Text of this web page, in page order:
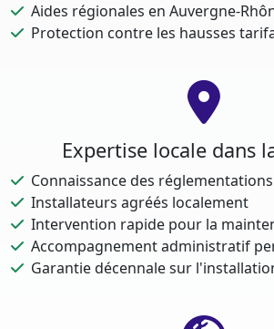
Aides régionales en Auvergne-
Protection contre les hausses
Expertise locale dans
Connaissance des
Installateurs agréés localement
Intervention rapide pour la
Accompagnement administratif
Garantie décennale sur